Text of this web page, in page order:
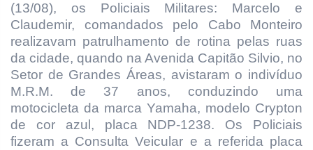
(13/08), os Policiais Militares: Marcelo e
Claudemir, comandados pelo Cabo Monteiro
realizavam patrulhamento de rotina pelas ruas
da cidade, quando na Avenida Capitão Silvio, no
Setor de Grandes Áreas, avistaram o indivíduo
M.R.M. de 37 anos, conduzindo uma
motocicleta da marca Yamaha, modelo Crypton
de cor azul, placa NDP-1238. Os Policiais
fizeram a Consulta Veicular e a referida placa